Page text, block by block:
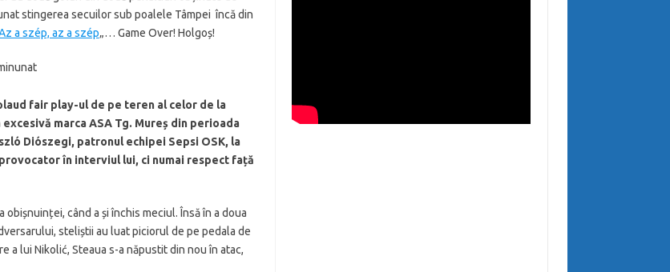
stingerea secuilor sub poalele Tâmpei încă din
a szép, az a szép„… Game Over! Holgoș!
fair play-ul de pe teren al celor de la
marca ASA Tg. Mureș din perioada
Diószegi, patronul echipei Sepsi OSK, la
în interviul lui, ci numai respect față
când a și închis meciul. Însă în a doua
steliștii au luat piciorul de pe pedala de
a lui Nikolić, Steaua s-a năpustit din nou în atac,